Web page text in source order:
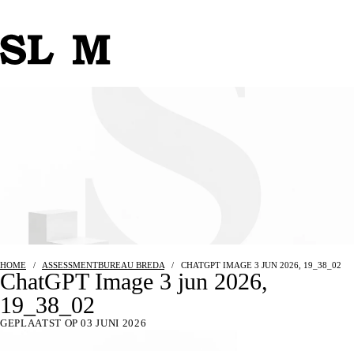
HOME / ASSESSMENTBUREAU BREDA / CHATGPT IMAGE 3 JUN 2026, 19_38_02
ChatGPT Image 3 jun 2026,
19_38_02
GEPLAATST OP 03 JUNI 2026